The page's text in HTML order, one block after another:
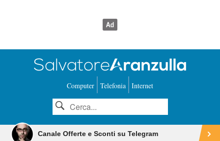
Computer Telefonia Internet
Canale Offerte e Sconti su Telegram